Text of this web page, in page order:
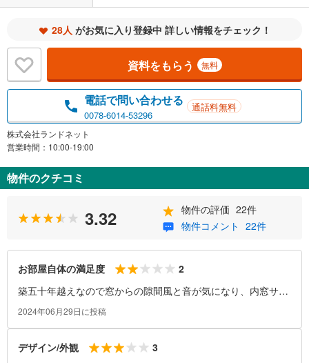
28人 がお気に入り登録中 詳しい情報をチェック！
資料をもらう 無料
電話で問い合わせる
0078-6014-53296
通話料無料
株式会社ランドネット
営業時間：10:00-19:00
物件のクチコミ
3.32 物件の評価 22件
物件コメント 22件
お部屋自体の満足度
2
築五十年越えなので窓からの隙間風と音が気になり、内窓サッ
シを付けました。
2024年06月29日に投稿
デザイン/外観
3